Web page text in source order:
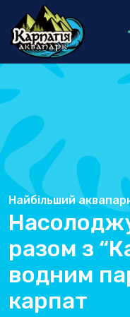
Найбільший
разом з
водним
карпат